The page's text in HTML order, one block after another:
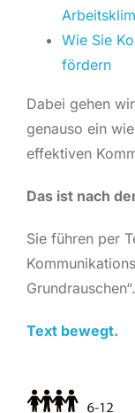
Wie Sie
fördern
Dabei gehen
genauso ein
effektiven
Das ist nach
Sie führen per
Grundrauschen“.
Text bewegt.